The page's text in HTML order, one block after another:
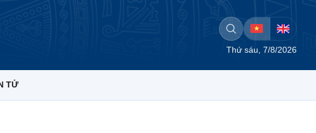
Thứ sáu, 7/8/2026
TỬ